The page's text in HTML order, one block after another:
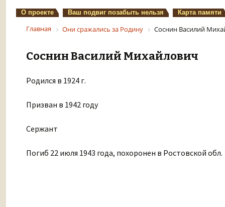
О проекте Ваш подвиг позабыть нельзя Карта памяти
Главная Они сражались за Родину Соснин Василий
Соснин Василий Михайлович
Родился в 1924 г.
Призван в 1942 году
Сержант
Погиб 22 июля 1943 года, похоронен в Ростовской обл.